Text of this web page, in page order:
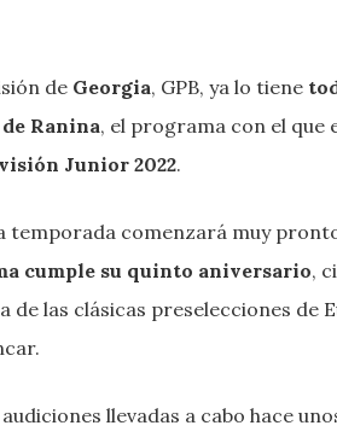
de Georgia, GPB, ya lo tiene
Ranina, el programa con el que
Junior 2022.
temporada comenzará muy
cumple su quinto aniversario,
de las clásicas preselecciones de
llevadas a cabo hace